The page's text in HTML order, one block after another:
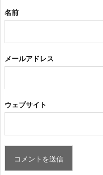
名前
メールアドレス
ウェブサイト